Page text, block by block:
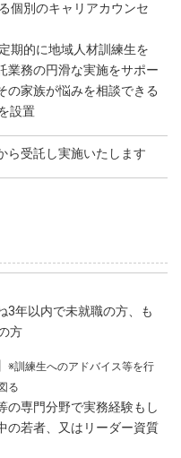
個別のキャリアカウンセ
期的に地域人材訓練生を
業務の円滑な実施をサポー
の家族が悩みを相談できる
設置
ら受託し実施いたします
3年以内で未就職の方、も
方
※訓練生へのアドバイス等を行
る
の専門分野で実務経験もし
の若者、又はリーダー資質